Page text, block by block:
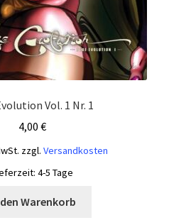
Vol. 1 Nr. 1
4,00 €
zzgl. Versandkosten
4-5 Tage
Warenkorb